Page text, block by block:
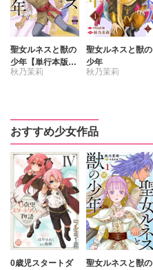
聖女ルネスと獣の
少年【単行本版】
2
秋乃茉莉
聖女ルネスと獣の
少年
秋乃茉莉
おすすめ少女作品
0歳児スタートダ
聖女ルネスと獣の